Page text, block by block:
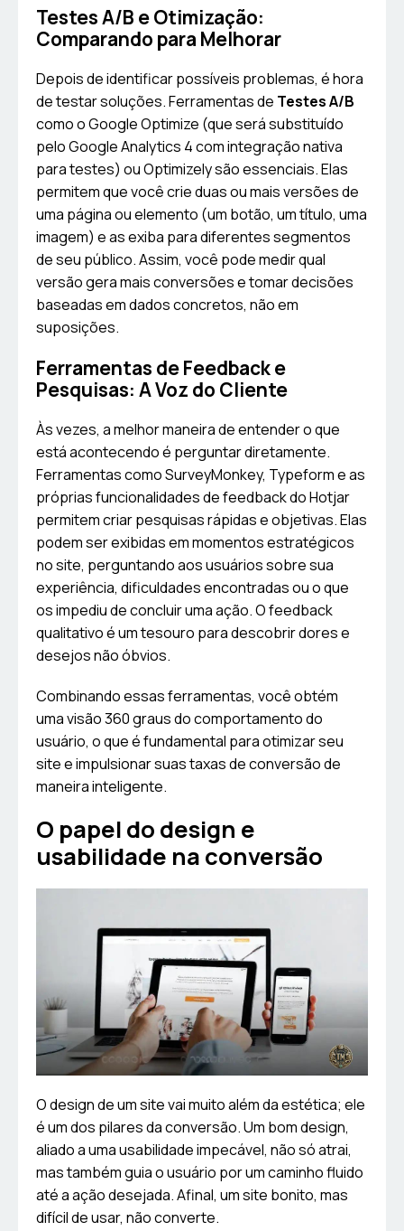
Testes A/B e Otimização:
Comparando para Melhorar
Depois de identificar possíveis problemas, é hora
de testar soluções. Ferramentas de Testes A/B
como o Google Optimize (que será substituído
pelo Google Analytics 4 com integração nativa
para testes) ou Optimizely são essenciais. Elas
permitem que você crie duas ou mais versões de
uma página ou elemento (um botão, um título, uma
imagem) e as exiba para diferentes segmentos
de seu público. Assim, você pode medir qual
versão gera mais conversões e tomar decisões
baseadas em dados concretos, não em
suposições.
Ferramentas de Feedback e
Pesquisas: A Voz do Cliente
Às vezes, a melhor maneira de entender o que
está acontecendo é perguntar diretamente.
Ferramentas como SurveyMonkey, Typeform e as
próprias funcionalidades de feedback do Hotjar
permitem criar pesquisas rápidas e objetivas. Elas
podem ser exibidas em momentos estratégicos
no site, perguntando aos usuários sobre sua
experiência, dificuldades encontradas ou o que
os impediu de concluir uma ação. O feedback
qualitativo é um tesouro para descobrir dores e
desejos não óbvios.
Combinando essas ferramentas, você obtém
uma visão 360 graus do comportamento do
usuário, o que é fundamental para otimizar seu
site e impulsionar suas taxas de conversão de
maneira inteligente.
O papel do design e
usabilidade na conversão
O design de um site vai muito além da estética; ele
é um dos pilares da conversão. Um bom design,
aliado a uma usabilidade impecável, não só atrai,
mas também guia o usuário por um caminho fluido
até a ação desejada. Afinal, um site bonito, mas
difícil de usar, não converte.